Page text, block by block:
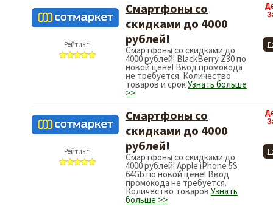
Рейтинг:
Смартфоны со
скидками до 4000
рублей!
Смартфоны со скидками до
4000 рублей! BlackBerry Z30 по
новой цене! Ввод промокода
не требуется. Количество
товаров и срокУзнать больше
>>
Рейтинг:
Смартфоны со
скидками до 4000
рублей!
Смартфоны со скидками до
4000 рублей! Apple iPhone 5S
64Gb по новой цене! Ввод
промокода не требуется.
Количество товаров Узнать
больше >>